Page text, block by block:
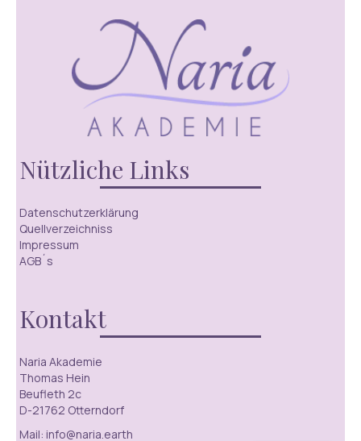
Nützliche Links
Datenschutzerklärung
Quellverzeichniss
Impressum
AGB´s
Kontakt
Naria Akademie
Thomas Hein
Beufleth 2c
D-21762 Otterndorf
Mail: info@naria.earth